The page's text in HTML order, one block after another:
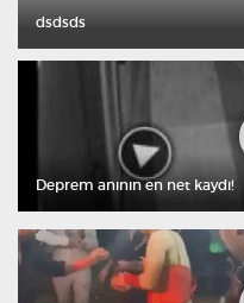
dsdsds
Deprem anının en net kaydı!